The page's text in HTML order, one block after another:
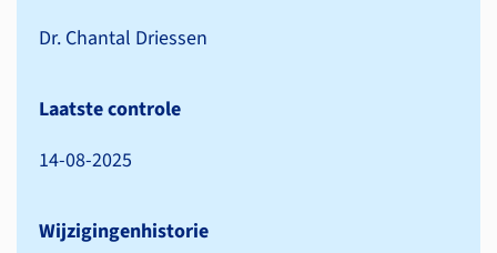
Dr. Chantal Driessen
Laatste controle
14-08-2025
Wijzigingenhistorie